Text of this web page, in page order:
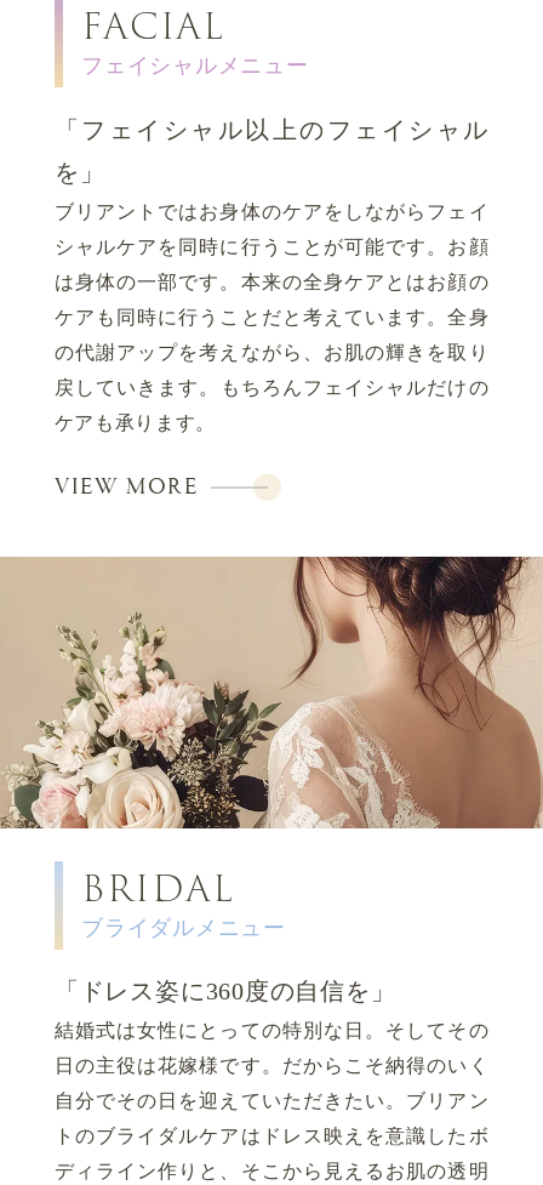
FACIAL
フェイシャルメニュー
「フェイシャル以上のフェイシャル
を」
ブリアントではお身体のケアをしながらフェイ
シャルケアを同時に行うことが可能です。 お顔
は身体の一部です。本来の全身ケアとはお顔の
ケアも同時に行うことだと考えています。全身
の代謝アップを考えながら、お肌の輝きを取り
戻していきます。
もちろんフェイシャルだけの
ケアも承ります。
VIEW MORE
BRIDAL
ブライダルメニュー
「ドレス姿に360度の自信を」
結婚式は女性にとっての特別な日。そしてその
日の主役は花嫁様です。 だからこそ納得のいく
自分でその日を迎えていただきたい。 ブリアン
トのブライダルケアはドレス映えを意識したボ
ディライン作りと、 そこから見えるお肌の透明